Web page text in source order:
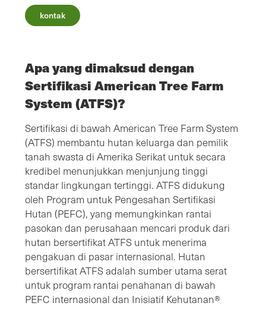
kontak
Apa yang dimaksud dengan
Sertifikasi American Tree Farm
System (ATFS)?
Sertifikasi di bawah American Tree Farm System
(ATFS) membantu hutan keluarga dan pemilik
tanah swasta di Amerika Serikat untuk secara
kredibel menunjukkan menjunjung tinggi
standar lingkungan tertinggi. ATFS didukung
oleh Program untuk Pengesahan Sertifikasi
Hutan (PEFC), yang memungkinkan rantai
pasokan dan perusahaan mencari produk dari
hutan bersertifikat ATFS untuk menerima
pengakuan di pasar internasional. Hutan
bersertifikat ATFS adalah sumber utama serat
untuk program rantai penahanan di bawah
PEFC internasional dan Inisiatif Kehutanan®